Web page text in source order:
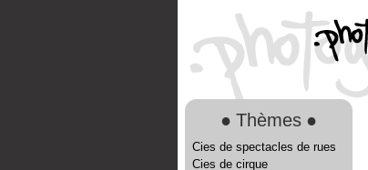
● Thèmes ●
Cies de spectacles de rues
Cies de cirque